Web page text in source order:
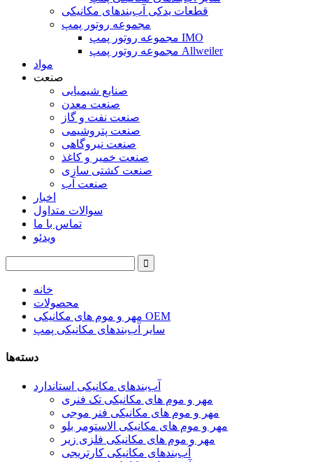
قطعات یدکی آب‌بندهای مکانیکی
مجموعه روتور پمپ
مجموعه روتور پمپ IMO
مجموعه روتور پمپ Allweiler
مواد
صنعت
صنایع شیمیایی
صنعت معدن
صنعت نفت و گاز
صنعت پتروشیمی
صنعت نیروگاهی
صنعت خمیر و کاغذ
صنعت کشتی سازی
صنعت آب
اخبار
سوالات متداول
تماس با ما
ویدئو
خانه
محصولات
مهر و موم های مکانیکی OEM
سایر آب‌بندهای مکانیکی پمپ
دسته‌ها
آب‌بندهای مکانیکی استاندارد
مهر و موم های مکانیکی تک فنری
مهر و موم های مکانیکی فنر موجی
مهر و موم های مکانیکی الاستومر بلو
مهر و موم های مکانیکی فلزی زیر
آب‌بندهای مکانیکی کارتریجی